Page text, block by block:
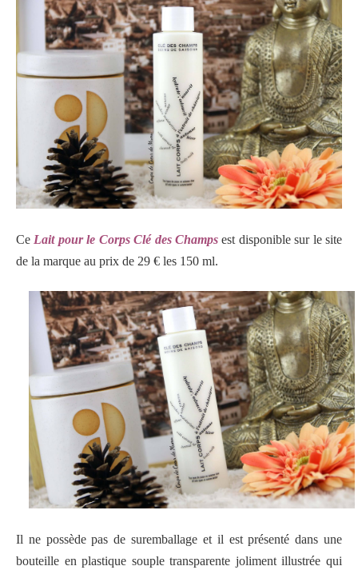
Ce Lait pour le Corps Clé des Champsest disponible sur le site
de la marque au prix de 29 € les 150 ml.
Il ne possède pas de suremballage et il est présenté dans une
bouteille en plastique souple transparente joliment illustrée qui